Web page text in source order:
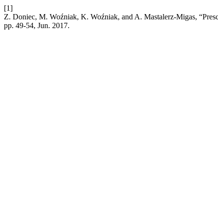
[1]
Z. Doniec, M. Woźniak, K. Woźniak, and A. Mastalerz-Migas,
pp. 49-54, Jun. 2017.